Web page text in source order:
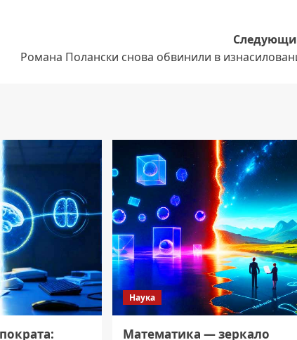
Романа Полански снова обвинили в
Наука
Математика — зеркало